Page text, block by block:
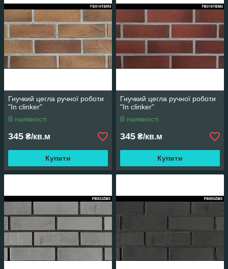
Гнучкий цегла ручної роботи
"In clinker"
В наявності
345 ₴/кв.м
Купити
Гнучкий цегла ручної роботи
"In clinker"
В наявності
345 ₴/кв.м
Купити